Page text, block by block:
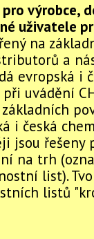
výrobce,
uživatele
na
a
evropská i
uvádění
i česká
jsou řešeny
na trh
list).
listů